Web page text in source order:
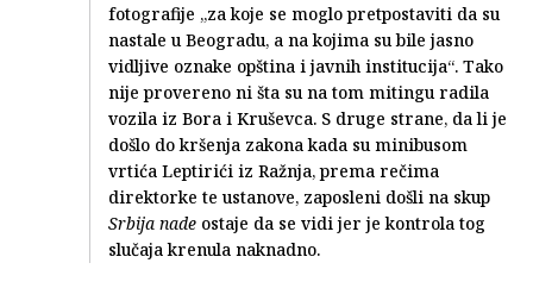
fotografije „za koje se moglo pretpostaviti da su
nastale u Beogradu, a na kojima su bile jasno
vidljive oznake opština i javnih institucija“. Tako
nije provereno ni šta su na tom mitingu radila
vozila iz Bora i Kruševca. S druge strane, da li je
došlo do kršenja zakona kada su minibusom
vrtića Leptirići iz Ražnja, prema rečima
direktorke te ustanove, zaposleni došli na skup
Srbija nade ostaje da se vidi jer je kontrola tog
slučaja krenula naknadno.